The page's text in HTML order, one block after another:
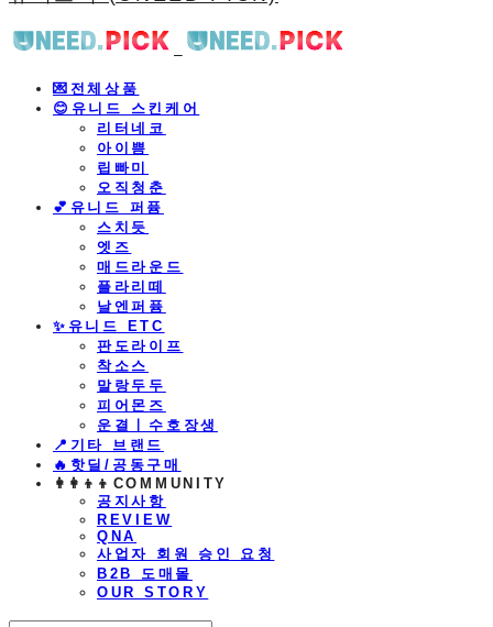
💌전체상품
😊유니드 스킨케어
리터네코
아이쁨
립빠미
오직청춘
💕유니드 퍼퓸
스치듯
엣즈
매드라운드
플라리떼
날엔퍼퓸
​✨유니드 ETC
판도라이프
착소스
말랑두두
피어몬즈
운결ㅣ수호장생
📍기타 브랜드
🔥핫딜/공동구매
👩‍👩‍👦‍👦COMMUNITY
공지사항
REVIEW
QNA
사업자 회원 승인 요청
B2B 도매몰
OUR STORY